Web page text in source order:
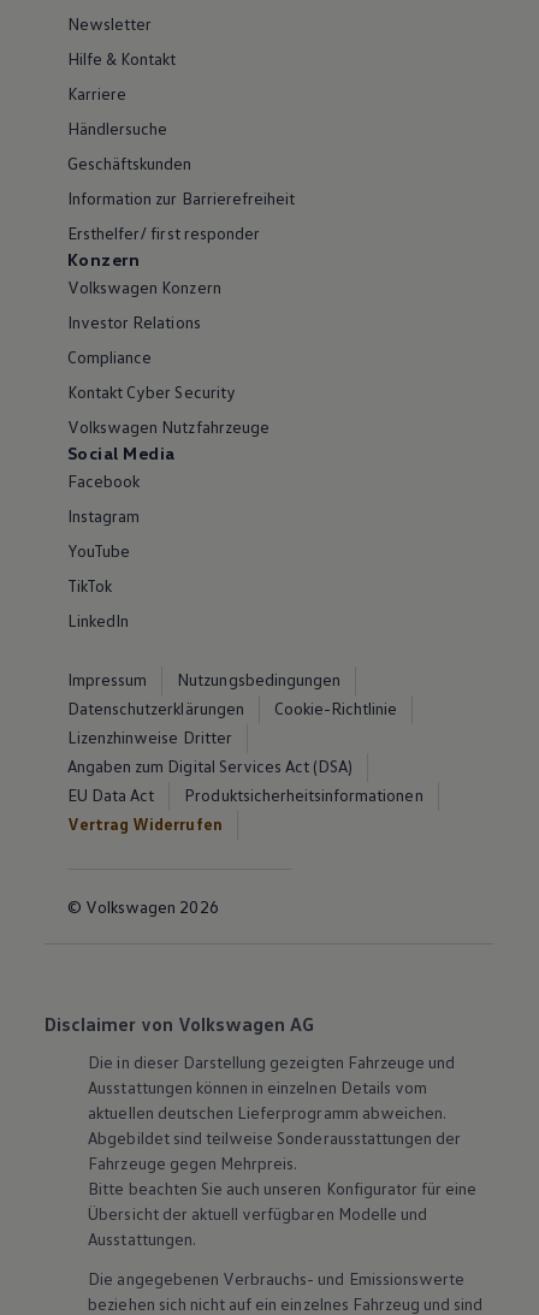
Newsletter
Hilfe & Kontakt
Karriere
Händlersuche
Geschäftskunden
Information zur Barrierefreiheit
Ersthelfer/ first responder
Konzern
Volkswagen Konzern
Investor Relations
Compliance
Kontakt Cyber Security
Volkswagen Nutzfahrzeuge
Social Media
Facebook
Instagram
YouTube
TikTok
LinkedIn
Impressum
Nutzungsbedingungen
Datenschutzerklärungen
Cookie-Richtlinie
Lizenzhinweise Dritter
Angaben zum Digital Services Act (DSA)
EU Data Act
Produktsicherheitsinformationen
Vertrag Widerrufen
© Volkswagen 2026
Disclaimer von Volkswagen AG
Die in dieser Darstellung gezeigten Fahrzeuge und
Ausstattungen können in einzelnen Details vom
aktuellen deutschen Lieferprogramm abweichen.
Abgebildet sind teilweise Sonderausstattungen der
Fahrzeuge gegen Mehrpreis.
Bitte beachten Sie auch unseren Konfigurator für eine
Übersicht der aktuell verfügbaren Modelle und
Ausstattungen.
Die angegebenen Verbrauchs- und Emissionswerte
beziehen sich nicht auf ein einzelnes Fahrzeug und sind